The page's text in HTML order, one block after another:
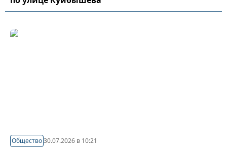
Общество30.07.2026 в 10:21